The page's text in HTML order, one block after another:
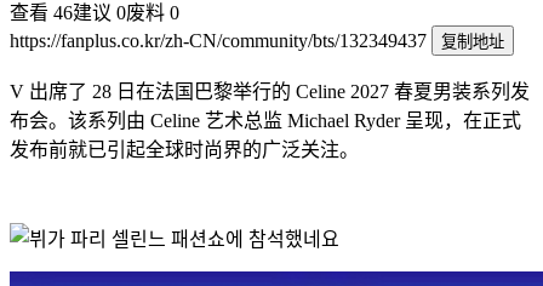
查看 46建议 0废料 0
https://fanplus.co.kr/zh-CN/community/bts/132349437
复制地址
V 出席了 28 日在法国巴黎举行的 Celine 2027 春夏男装系列发
布会。该系列由 Celine 艺术总监 Michael Ryder 呈现，在正式
发布前就已引起全球时尚界的广泛关注。